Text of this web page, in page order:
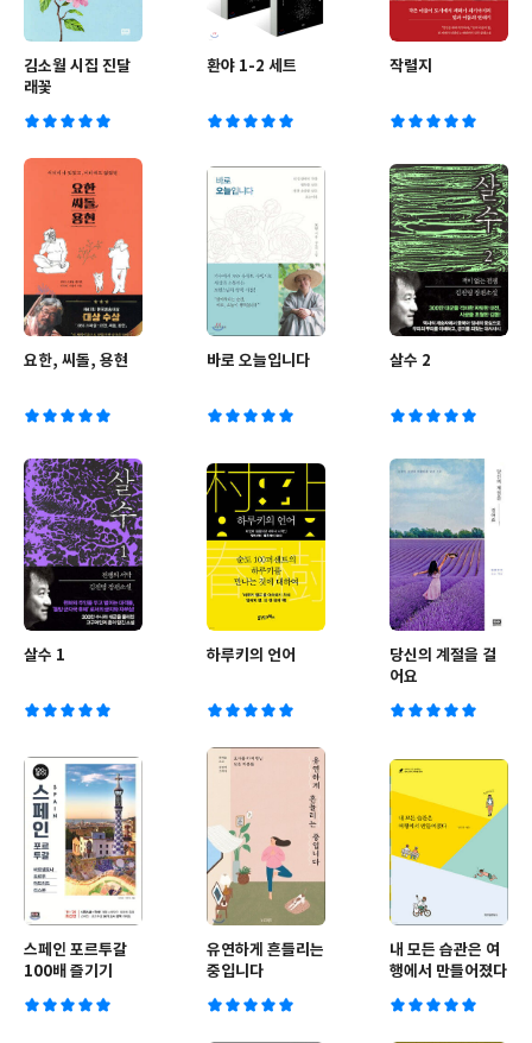
김소월 시집 진달
래꽃
환야 1-2 세트 작렬지
요한, 씨돌, 용현 바로 오늘입니다 살수 2
살수 1 하루키의 언어
당신의 계절을 걸
어요
스페인 포르투갈
100배 즐기기
유연하게 흔들리는
중입니다
내 모든 습관은 여
행에서 만들어졌다